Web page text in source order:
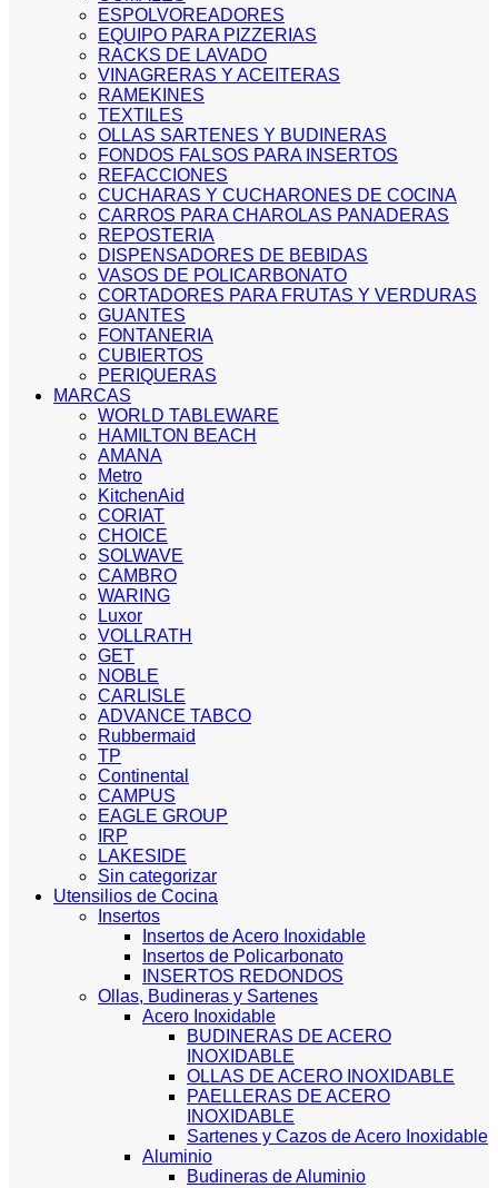
ESPOLVOREADORES
EQUIPO PARA PIZZERIAS
RACKS DE LAVADO
VINAGRERAS Y ACEITERAS
RAMEKINES
TEXTILES
OLLAS SARTENES Y BUDINERAS
FONDOS FALSOS PARA INSERTOS
REFACCIONES
CUCHARAS Y CUCHARONES DE COCINA
CARROS PARA CHAROLAS PANADERAS
REPOSTERIA
DISPENSADORES DE BEBIDAS
VASOS DE POLICARBONATO
CORTADORES PARA FRUTAS Y VERDURAS
GUANTES
FONTANERIA
CUBIERTOS
PERIQUERAS
MARCAS
WORLD TABLEWARE
HAMILTON BEACH
AMANA
Metro
KitchenAid
CORIAT
CHOICE
SOLWAVE
CAMBRO
WARING
Luxor
VOLLRATH
GET
NOBLE
CARLISLE
ADVANCE TABCO
Rubbermaid
TP
Continental
CAMPUS
EAGLE GROUP
IRP
LAKESIDE
Sin categorizar
Utensilios de Cocina
Insertos
Insertos de Acero Inoxidable
Insertos de Policarbonato
INSERTOS REDONDOS
Ollas, Budineras y Sartenes
Acero Inoxidable
BUDINERAS DE ACERO
INOXIDABLE
OLLAS DE ACERO INOXIDABLE
PAELLERAS DE ACERO
INOXIDABLE
Sartenes y Cazos de Acero Inoxidable
Aluminio
Budineras de Aluminio